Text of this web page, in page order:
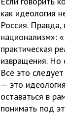
как идеология
Россия.
национализм»:
практическая
извращения. Но
Всё это
— это
оставаться в
понимать под